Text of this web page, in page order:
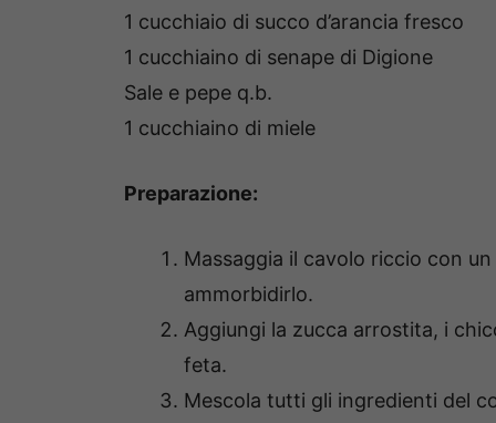
1 cucchiaio di succo d’arancia fresco
1 cucchiaino di senape di Digione
Sale e pepe q.b.
1 cucchiaino di miele
Preparazione:
Massaggia il cavolo riccio con un
ammorbidirlo.
Aggiungi la zucca arrostita, i
feta.
Mescola tutti gli ingredienti del